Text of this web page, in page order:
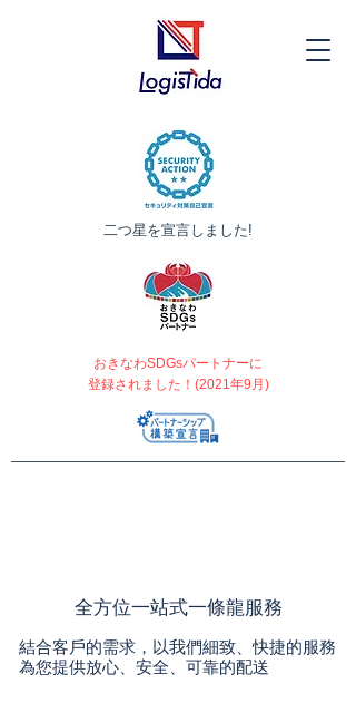
全方位一站式一條龍服務
結合客戶的需求，以我們細致、快捷的服務
為您提供放心、安全、可靠的配送
​二つ星を宣言しました!
おきなわSDGsパートナーに
登録されました！(2021年9月)